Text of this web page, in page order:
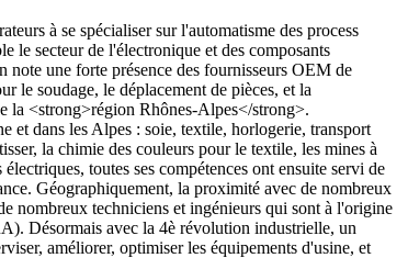
à se spécialiser sur l'automatisme des process
le secteur de l'électronique et des composants
une forte présence des fournisseurs OEM de
le soudage, le déplacement de pièces, et la
la <strong>région Rhônes-Alpes</strong>.
et dans les Alpes : soie, textile, horlogerie, transport
la chimie des couleurs pour le textile, les mines à
toutes ses compétences ont ensuite servi de
Géographiquement, la proximité avec de nombreux
nombreux techniciens et ingénieurs qui sont à l'origine
Désormais avec la 4è révolution industrielle, un
améliorer, optimiser les équipements d'usine, et